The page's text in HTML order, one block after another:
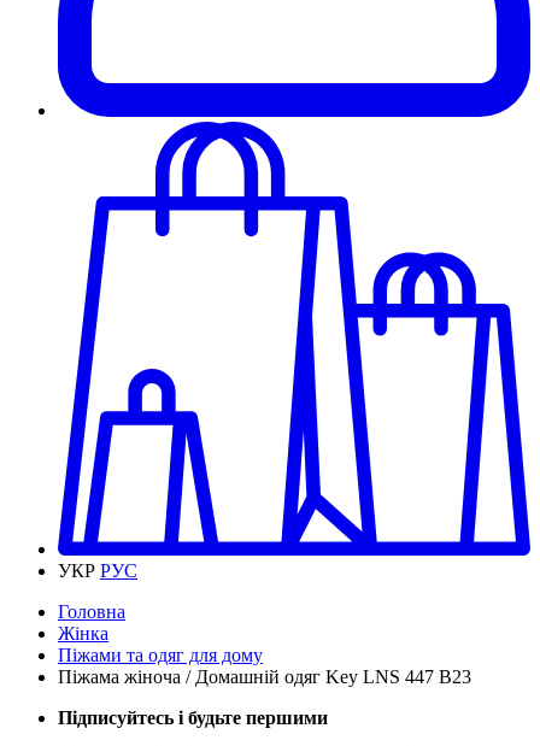
УКР РУС
Головна
Жінка
Піжами та одяг для дому
Піжама жіноча / Домашній одяг Key LNS 447 B23
Підписуйтесь і будьте першими